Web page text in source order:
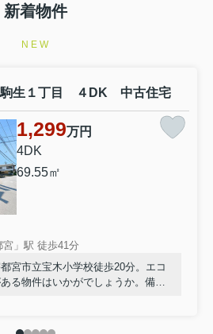
新着物件
NEW
駒生１丁目 ４DK 中古住宅
1,299万円
4DK
69.55㎡
」駅 徒歩41分
宮市立宝木小学校徒歩20分。エコ
る物件はいかがでしょうか。備蓄
変われば、生活が変わります。当